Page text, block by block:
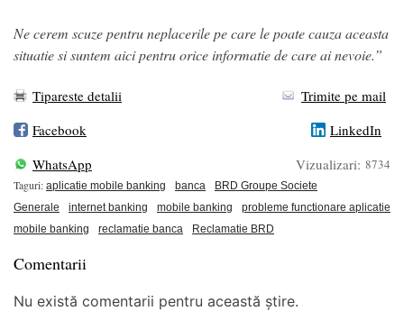
Ne cerem scuze pentru neplacerile pe care le poate cauza aceasta
situatie si suntem aici pentru orice informatie de care ai nevoie.”
Tipareste detalii
Trimite pe mail
Facebook
LinkedIn
WhatsApp
Vizualizari: 8734
Taguri: aplicatie mobile banking banca
BRD Groupe Societe
Generale
internet banking mobile banking
probleme functionare aplicatie
mobile banking
reclamatie banca Reclamatie BRD
Comentarii
Nu există comentarii pentru această știre.